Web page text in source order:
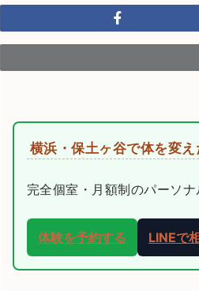
横浜・保土ヶ谷で体を変
完全個室・月額制のパーソ
体験を予約する LINEで